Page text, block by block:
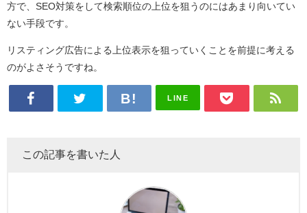
方で、SEO対策をして検索順位の上位を狙うのにはあまり向いてい
ない手段です。
リスティング広告による上位表示を狙っていくことを前提に考える
のがよさそうですね。
LINE
この記事を書いた人